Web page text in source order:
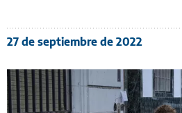
27 de septiembre de 2022